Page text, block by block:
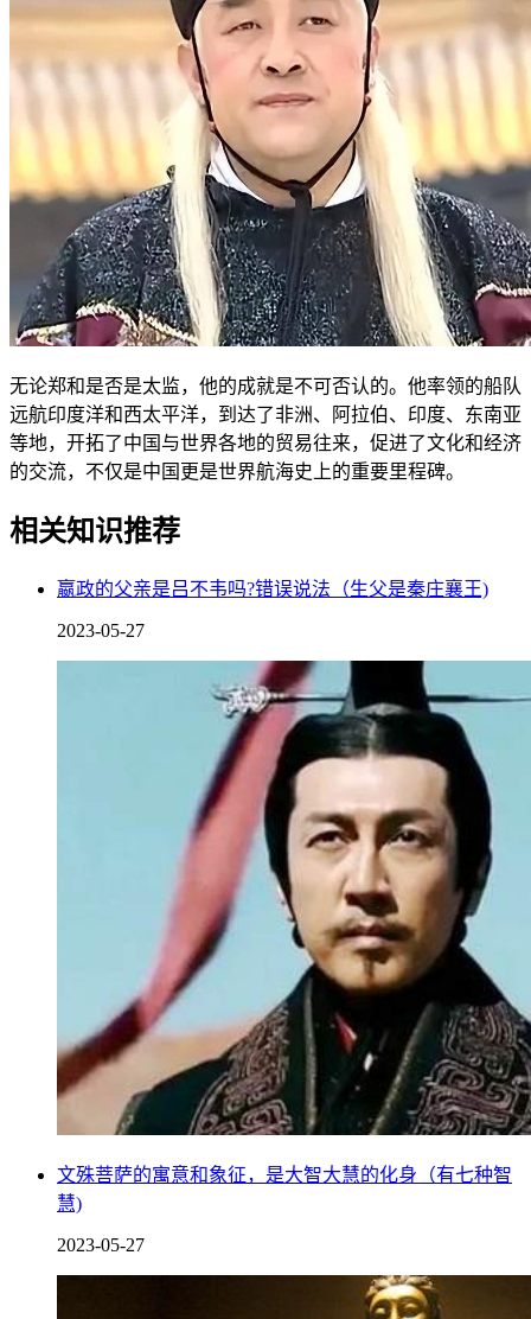
无论郑和是否是太监，他的成就是不可否认的。他率领的船队
远航印度洋和西太平洋，到达了非洲、阿拉伯、印度、东南亚
等地，开拓了中国与世界各地的贸易往来，促进了文化和经济
的交流，不仅是中国更是世界航海史上的重要里程碑。
相关知识推荐
嬴政的父亲是吕不韦吗?错误说法（生父是秦庄襄王)
2023-05-27
文殊菩萨的寓意和象征，是大智大慧的化身（有七种智
慧)
2023-05-27